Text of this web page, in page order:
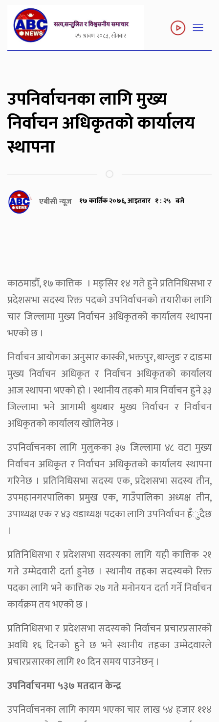
२५ श्रावण २०८३, सोमबार
उपनिर्वाचनका लागि मुख्य
निर्वाचन अधिकृतको कार्यालय
स्थापना
एबीसी न्यूज १७ कार्तिक २०७६, आइतबार १ : २५ बजे
काठमाडौँ, १७ कात्तिक । मङ्सिर १४ गते हुने प्रतिनिधिसभा र
प्रदेशसभा सदस्य रिक्त पदको उपनिर्वाचनको तयारीका लागि
चार जिल्लामा मुख्य निर्वाचन अधिकृतको कार्यालय स्थापना
भएको छ ।
निर्वाचन आयोगका अनुसार कास्की, भक्तपुर, बाग्लुङ र दाङमा
मुख्य निर्वाचन अधिकृत र निर्वाचन अधिकृतको कार्यालय
आज स्थापना भएको हो । स्थानीय तहको मात्र निर्वाचन हुने ३३
जिल्लामा भने आगामी बुधबार मुख्य निर्वाचन र निर्वाचन
अधिकृतको कार्यालय खोलिनेछ ।
उपनिर्वाचनका लागि मुलुकका ३७ जिल्लामा ४८ वटा मुख्य
निर्वाचन अधिकृत र निर्वाचन अधिकृतको कार्यालय स्थापना
गरिनेछ । प्रतिनिधिसभा सदस्य एक, प्रदेशसभा सदस्य तीन,
उपमहानगरपालिका प्रमुख एक, गाउँपालिका अध्यक्ष तीन,
उपाध्यक्ष एक र ४३ वडाध्यक्ष पदका लागि उपनिर्वाचन हँुदैछ
।
प्रतिनिधिसभा र प्रदेशसभा सदस्यका लागि यही कात्तिक २१
गते उम्मेदवारी दर्ता हुनेछ । स्थानीय तहका सदस्यको रिक्त
पदका लागि भने कात्तिक २७ गते मनोनयन दर्ता गर्ने निर्वाचन
कार्यक्रम तय भएको छ ।
प्रतिनिधिसभा र प्रदेशसभा सदस्यको निर्वाचन प्रचारप्रसारको
अवधि १६ दिनको हुने छ भने स्थानीय तहका उम्मेदवारले
प्रचारप्रसारका लागि १० दिन समय पाउनेछन् ।
उपनिर्वाचनमा ५३७ मतदान केन्द्र
उपनिर्वाचनका लागि कायम भएका चार लाख ५४ हजार ११४